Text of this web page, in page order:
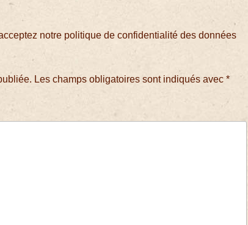
notre politique de confidentialité des données
Les champs obligatoires sont indiqués avec*